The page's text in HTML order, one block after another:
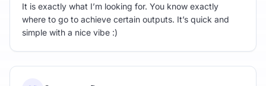
It is exactly what I’m looking for. You know exactly
where to go to achieve certain outputs. It’s quick and
simple with a nice vibe :)